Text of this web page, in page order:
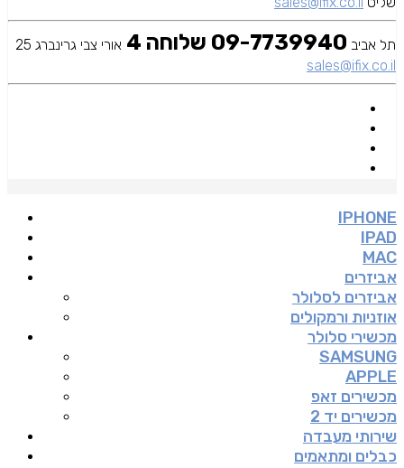
תל אביב 09-7739940 שלוחה 4
אורי צבי גרינברג 25
sales@ifix.co.il
IPHONE
IPAD
MAC
אביזרים
אביזרים לסלולר
אוזניות ורמקולים
מכשירי סלולר
SAMSUNG
APPLE
מכשירים זאפ
מכשירים יד 2
שירותי מעבדה
כבלים ומתאמים